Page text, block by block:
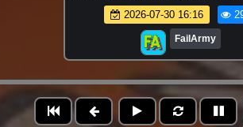
💔 забавные неудачи
2026-07-30 16:16
FailArmy